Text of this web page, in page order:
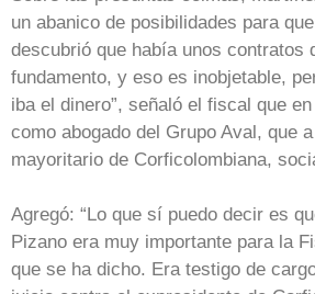
un abanico de posibilidades para
descubrió que había unos contratos
fundamento, y eso es inobjetable,
iba el dinero”, señaló el fiscal que
como abogado del Grupo Aval, que
mayoritario de Corficolombiana,
Agregó: “Lo que sí puedo decir es
Pizano era muy importante para la
que se ha dicho. Era testigo de